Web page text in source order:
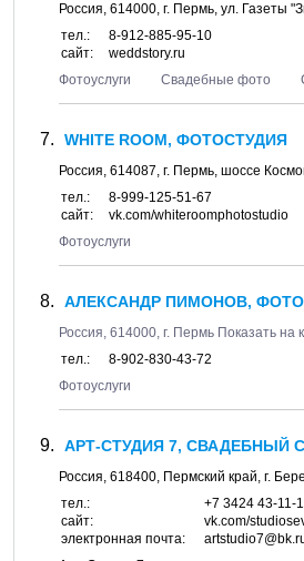
Россия, 614000, г. Пермь, ул. Газеты
тел.:
8-912-885-95-10
сайт:
weddstory.ru
Фотоуслуги
Свадебные фото
WHITE ROOM, ФОТОСТУДИЯ
Россия, 614087, г. Пермь, шоссе
тел.:
8-999-125-51-67
сайт:
vk.com/whiteroomphotostudio
Фотоуслуги
АЛЕКСАНДР ПИМОНОВ,
Россия, 614000, г. Пермь Показать на
тел.:
8-902-830-43-72
Фотоуслуги
АРТ-СТУДИЯ 7, СВАДЕБНЫЙ
Россия, 618400, Пермский край, г.
тел.:
+7 3424 43-11-
сайт:
vk.com/
электронная почта: